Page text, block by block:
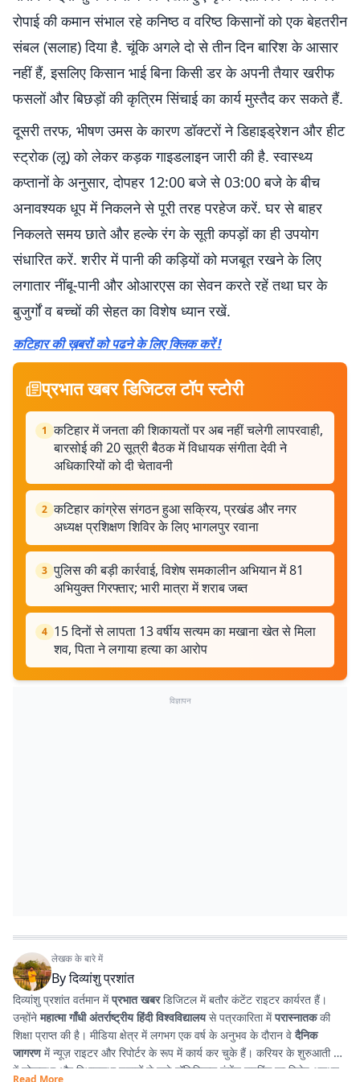
रोपाई की कमान संभाल रहे कनिष्ठ व वरिष्ठ किसानों को एक बेहतरीन
संबल (सलाह) दिया है. चूंकि अगले दो से तीन दिन बारिश के आसार
नहीं हैं, इसलिए किसान भाई बिना किसी डर के अपनी तैयार खरीफ
फसलों और बिछड़ों की कृत्रिम सिंचाई का कार्य मुस्तैद कर सकते हैं.
दूसरी तरफ, भीषण उमस के कारण डॉक्टरों ने डिहाइड्रेशन और हीट
स्ट्रोक (लू) को लेकर कड़क गाइडलाइन जारी की है. स्वास्थ्य
कप्तानों के अनुसार, दोपहर 12:00 बजे से 03:00 बजे के बीच
अनावश्यक धूप में निकलने से पूरी तरह परहेज करें. घर से बाहर
निकलते समय छाते और हल्के रंग के सूती कपड़ों का ही उपयोग
संधारित करें. शरीर में पानी की कड़ियों को मजबूत रखने के लिए
लगातार नींबू-पानी और ओआरएस का सेवन करते रहें तथा घर के
बुजुर्गों व बच्चों की सेहत का विशेष ध्यान रखें.
कटिहार की ख़बरों को पढने के लिए क्लिक करें !
प्रभात खबर डिजिटल टॉप स्टोरी
1 कटिहार में जनता की शिकायतों पर अब नहीं चलेगी लापरवाही,
बारसोई की 20 सूत्री बैठक में विधायक संगीता देवी ने
अधिकारियों को दी चेतावनी
2 कटिहार कांग्रेस संगठन हुआ सक्रिय, प्रखंड और नगर
अध्यक्ष प्रशिक्षण शिविर के लिए भागलपुर रवाना
3 पुलिस की बड़ी कार्रवाई, विशेष समकालीन अभियान में 81
अभियुक्त गिरफ्तार; भारी मात्रा में शराब जब्त
4 15 दिनों से लापता 13 वर्षीय सत्यम का मखाना खेत से मिला
शव, पिता ने लगाया हत्या का आरोप
विज्ञापन
लेखक के बारे में
Byदिव्यांशु प्रशांत
दिव्यांशु प्रशांत वर्तमान मेंप्रभात खबरडिजिटल में बतौर कंटेंट राइटर कार्यरत हैं।
उन्होंनेमहात्मा गाँधी अंतर्राष्ट्रीय हिंदी विश्वविद्यालयसे पत्रकारिता मेंपरास्नातककी
शिक्षा प्राप्त की है। मीडिया क्षेत्र में लगभग एक वर्ष के अनुभव के दौरान वेदैनिक
जागरणमें न्यूज़ राइटर और रिपोर्टर के रूप में कार्य कर चुके हैं। करियर के शुरुआती दौर
में लोकसभा और विधानसभा चुनावों से जुड़े पॉलिटिकल कंटेंट राइटिंग का विशेष अनुभव
Read More